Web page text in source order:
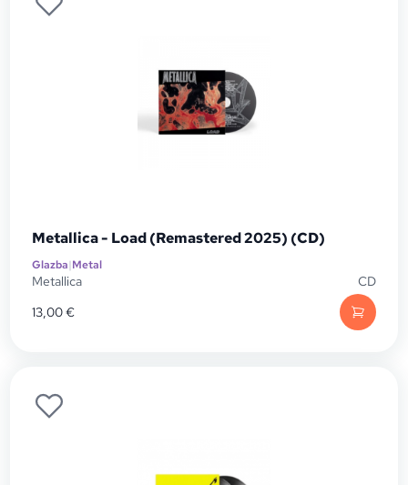
Metallica - Load (Remastered 2025) (CD)
Glazba|Metal
Metallica
CD
13,00€